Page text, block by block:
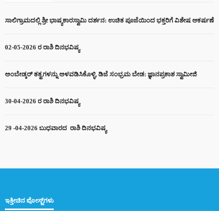
ಸಾಲಿಗ್ರಾಮದಲ್ಲಿ ಶ್ರೀ ಭಾಷ್ಯಕಾರಸ್ವಾಮಿ ದರ್ಶನ: ಉಚಿತ ಪೂಜೆಯಿಂದ ಭಕ್ತರಿಗೆ ವಿಶೇಷ ಆಕರ್ಷಣೆ
02-05-2026 ರ ರಾಶಿ ದಿನಭವಿಷ್ಯ
ಅಂಬೇಡ್ಕರ್ ತತ್ವಗಳನ್ನು ಅಳವಡಿಸಿಕೊಳ್ಳಿ, ಡಿಜೆ ಸಂಭ್ರಮ ಬೇಡ: ಜ್ಞಾನಪ್ರಕಾಶ ಸ್ವಾಮೀಜಿ
30-04-2026 ರ ರಾಶಿ ದಿನಭವಿಷ್ಯ
29 -04-2026 ಬುಧವಾರದ ರಾಶಿ ದಿನಭವಿಷ್ಯ
ಇತ್ತೀಚಿನ ಪೋಸ್ಟ್‌ಗಳು